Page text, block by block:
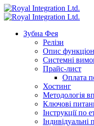
Зубна Фея
Релізи
Опис
Системні
Прайс-лист
Оплата
Хостинг
Методологія
Ключові
Інструкції по
Індивідуальні